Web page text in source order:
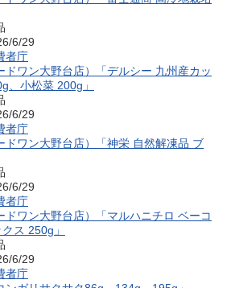
6/29
者庁
ドワン大野台店）「デルシー 九州産カッ
、小松菜 200g」
6/29
者庁
ドワン大野台店）「神栄 自然解凍品 ブ
6/29
者庁
ドワン大野台店）「マルハニチロ ベーコ
ス 250g」
6/29
者庁